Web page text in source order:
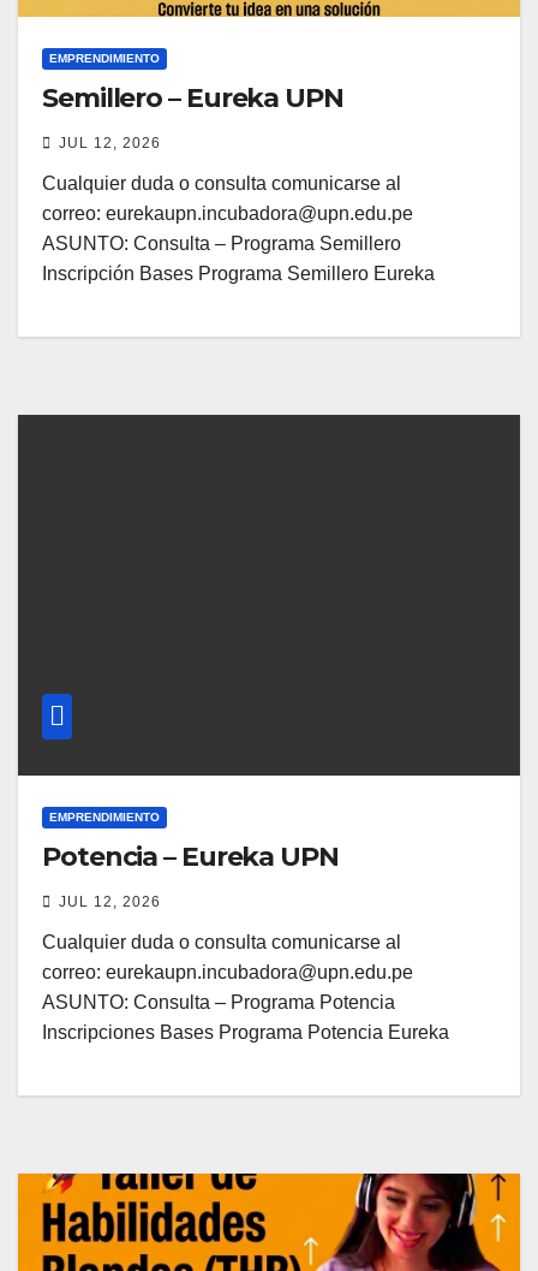
EMPRENDIMIENTO
Semillero – Eureka UPN
JUL 12, 2026
Cualquier duda o consulta comunicarse al
correo: eurekaupn.incubadora@upn.edu.pe
ASUNTO: Consulta – Programa Semillero
Inscripción Bases Programa Semillero Eureka
EMPRENDIMIENTO
Potencia – Eureka UPN
JUL 12, 2026
Cualquier duda o consulta comunicarse al
correo: eurekaupn.incubadora@upn.edu.pe
ASUNTO: Consulta – Programa Potencia
Inscripciones Bases Programa Potencia Eureka